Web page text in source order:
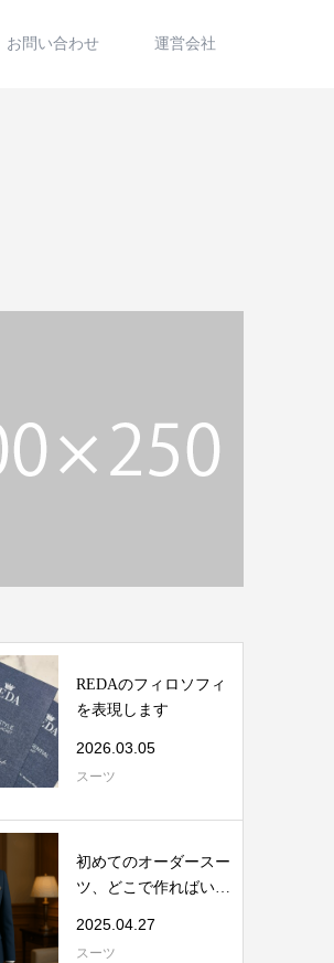
お問い合わせ 運営会社
REDAのフィロソフィ
を表現します
2026.03.05
スーツ
初めてのオーダースー
ツ、どこで作ればいい
2025.04.27
スーツ